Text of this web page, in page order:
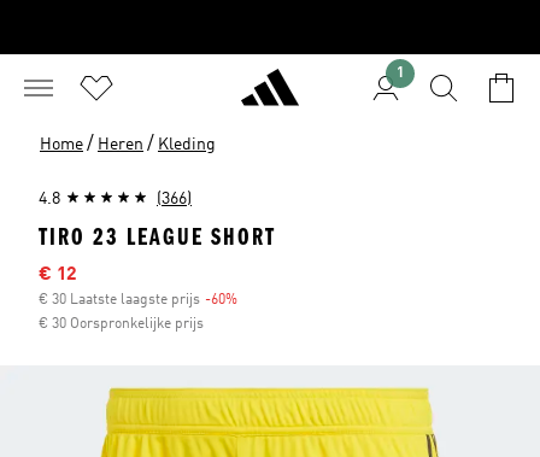
1
Home / Heren / Kleding
4.8 (366)
TIRO 23 LEAGUE SHORT
Afgeprijsde prijs
€ 12
€ 30 Laatste laagste prijs -60%
€ 30 Oorspronkelijke prijs